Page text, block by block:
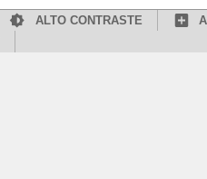
ALTO CONTRASTE